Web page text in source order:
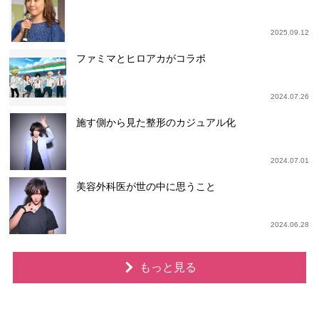
2025.09.12
ファミマとヒロアカがコラボ
2024.07.26
施す側から見た整形のカジュアル化
2024.07.01
美容外科医が世の中に思うこと
2024.06.28
もっと見る